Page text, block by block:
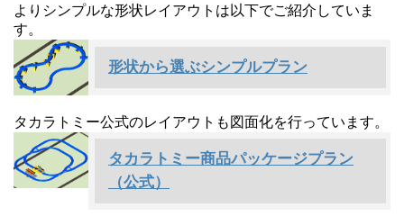
よりシンプルな形状レイアウトは以下でご紹介していま
す。
形状から選ぶシンプルプラン
タカラトミー公式のレイアウトも図面化を行っています。
タカラトミー商品パッケージプラン
（公式）